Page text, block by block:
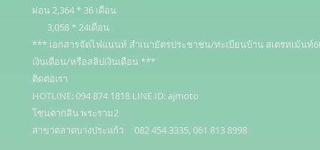
ผ่อน 2,364 * 36 เดือน
*** เอกสารจัดไฟแนนท์ สำเนายัตรประชาชน/ทะเบียนบ้าน สเตรทเม้นท์6
เงินเดือน/หรือสลิปเงินเดือน ***
ติดต่อเรา
HOTLINE: 094 874 1818 LINE ID: ajmoto
โซนตากสิน พระราม2
สาขาตลาดบางประแก้ว     082 454 3335, 061 813 8998